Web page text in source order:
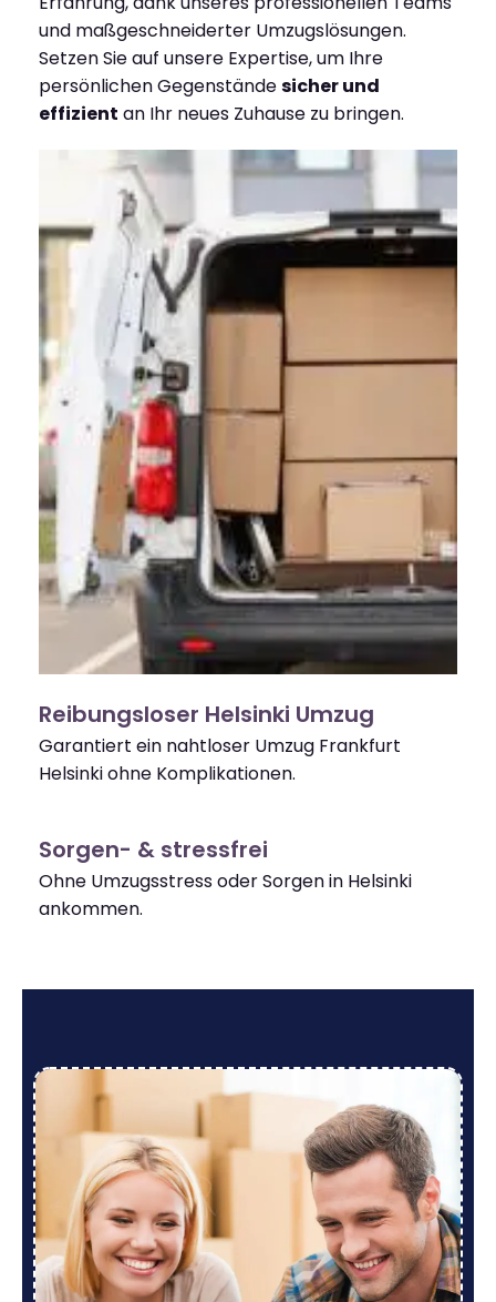
und maßgeschneiderter Umzugslösungen.
Setzen Sie auf unsere Expertise, um Ihre
persönlichen Gegenständesicher und
effizient an Ihr neues Zuhause zu bringen.
Reibungsloser Helsinki Umzug
Garantiert ein nahtloser Umzug Frankfurt
Helsinki ohne Komplikationen.
Sorgen- & stressfrei
Ohne Umzugsstress oder Sorgen in Helsinki
ankommen.